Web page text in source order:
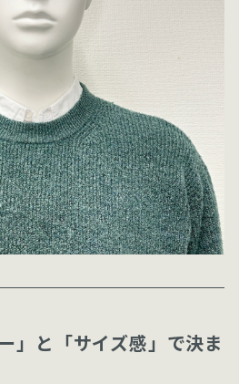
」と「サイズ感」で決ま